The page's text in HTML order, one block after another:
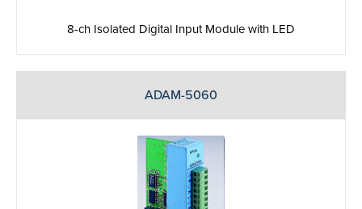
8-ch Isolated Digital Input Module with LED
ADAM-5060